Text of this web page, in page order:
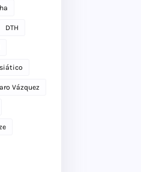
DTH
Vázquez